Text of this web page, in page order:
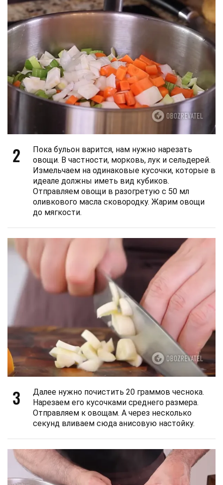
2
Пока бульон варится, нам нужно нарезать
овощи. В частности, морковь, лук и сельдерей.
Измельчаем на одинаковые кусочки, которые в
идеале должны иметь вид кубиков.
Отправляем овощи в разогретую с 50 мл
оливкового масла сковородку. Жарим овощи
до мягкости.
3
Далее нужно почистить 20 граммов чеснока.
Нарезаем его кусочками среднего размера.
Отправляем к овощам. А через несколько
секунд вливаем сюда анисовую настойку.